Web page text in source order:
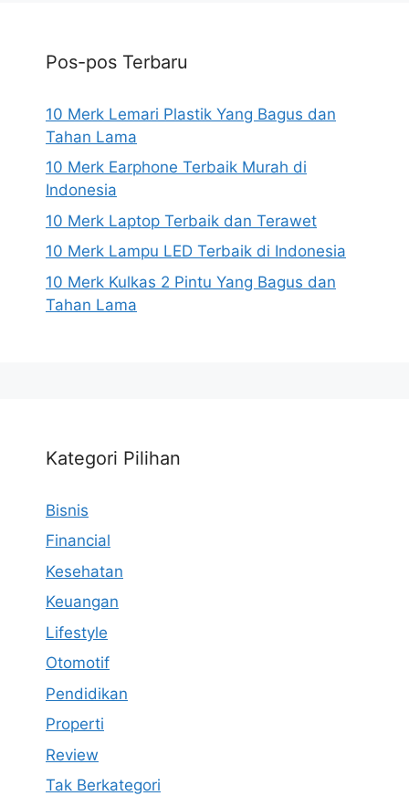
Pos-pos Terbaru
10 Merk Lemari Plastik Yang Bagus dan
Tahan Lama
10 Merk Earphone Terbaik Murah di
Indonesia
10 Merk Laptop Terbaik dan Terawet
10 Merk Lampu LED Terbaik di Indonesia
10 Merk Kulkas 2 Pintu Yang Bagus dan
Tahan Lama
Kategori Pilihan
Bisnis
Financial
Kesehatan
Keuangan
Lifestyle
Otomotif
Pendidikan
Properti
Review
Tak Berkategori